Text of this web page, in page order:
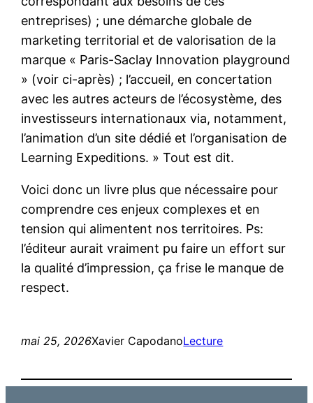
entreprises) ; une démarche globale de
marketing territorial et de valorisation de la
marque « Paris-Saclay Innovation playground
» (voir ci-après) ; l’accueil, en concertation
avec les autres acteurs de l’écosystème, des
investisseurs internationaux via, notamment,
l’animation d’un site dédié et l’organisation de
Learning Expeditions. » Tout est dit.
Voici donc un livre plus que nécessaire pour
comprendre ces enjeux complexes et en
tension qui alimentent nos territoires. Ps:
l’éditeur aurait vraiment pu faire un effort sur
la qualité d’impression, ça frise le manque de
respect.
mai 25, 2026Xavier CapodanoLecture